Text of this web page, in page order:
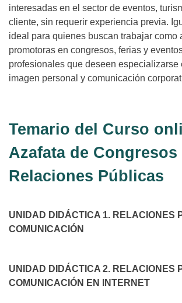
interesadas en el sector de eventos,
cliente, sin requerir experiencia previa.
ideal para quienes buscan trabajar como
promotoras en congresos, ferias y
profesionales que deseen especializarse
imagen personal y comunicación
Temario del Curso
Azafata de Congresos
Relaciones Públicas
UNIDAD DIDÁCTICA 1. RELACIONES
COMUNICACIÓN
UNIDAD DIDÁCTICA 2. RELACIONES
COMUNICACIÓN EN INTERNET